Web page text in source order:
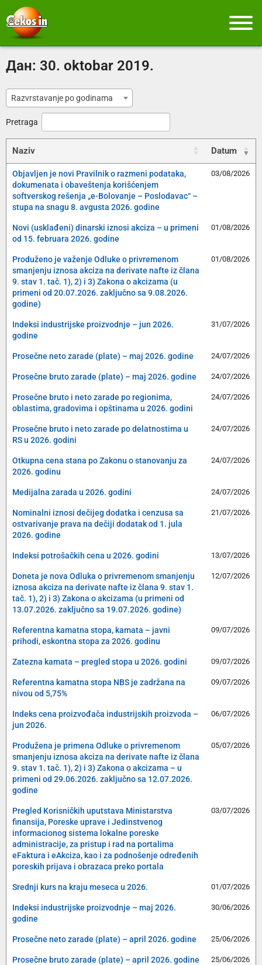
Дан: 30. oktobar 2019.
Razvrstavanje po godinama
Pretraga
Naziv Datum
Objavljen je novi Pravilnik o razmeni podataka,
dokumenata i obaveštenja korišćenjem
softverskog rešenja „e-Bolovanje – Poslodavac“ –
stupa na snagu 8. avgusta 2026. godine
03/08/2026
Novi (usklađeni) dinarski iznosi akciza – u primeni
od 15. februara 2026. godine
01/08/2026
Produženo je važenje Odluke o privremenom
smanjenju iznosa akciza na derivate nafte iz člana
9. stav 1. tač. 1), 2) i 3) Zakona o akcizama (u
primeni od 20.07.2026. zaključno sa 9.08.2026.
godine)
01/08/2026
Indeksi industrijske proizvodnje – jun 2026.
godine
31/07/2026
Prosečne neto zarade (plate) – maj 2026. godine 24/07/2026
Prosečne bruto zarade (plate) – maj 2026. godine 24/07/2026
Prosečne bruto i neto zarade po regionima,
oblastima, gradovima i opštinama u 2026. godini
24/07/2026
Prosečne bruto i neto zarade po delatnostima u
RS u 2026. godini
24/07/2026
Otkupna cena stana po Zakonu o stanovanju za
2026. godinu
24/07/2026
Medijalna zarada u 2026. godini 24/07/2026
Nominalni iznosi dečijeg dodatka i cenzusa sa
ostvarivanje prava na dečiji dodatak od 1. jula
2026. godine
21/07/2026
Indeksi potrošačkih cena u 2026. godini 13/07/2026
Doneta je nova Odluka o privremenom smanjenju
iznosa akciza na derivate nafte iz člana 9. stav 1.
tač. 1), 2) i 3) Zakona o akcizama (u primeni od
13.07.2026. zaključno sa 19.07.2026. godine)
12/07/2026
Referentna kamatna stopa, kamata – javni
prihodi, eskontna stopa za 2026. godinu
09/07/2026
Zatezna kamata – pregled stopa u 2026. godini 09/07/2026
Referentna kamatna stopa NBS je zadržana na
nivou od 5,75%
09/07/2026
Indeks cena proizvođača industrijskih proizvoda –
jun 2026.
06/07/2026
Produžena je primena Odluke o privremenom
smanjenju iznosa akciza na derivate nafte iz člana
9. stav 1. tač. 1), 2) i 3) Zakona o akcizama – u
primeni od 29.06.2026. zaključno sa 12.07.2026.
godine
05/07/2026
Pregled Korisničkih uputstava Ministarstva
finansija, Poreske uprave i Jedinstvenog
informacionog sistema lokalne poreske
administracije, za pristup i rad na portalima
eFaktura i eAkciza, kao i za podnošenje određenih
poreskih prijava i obrazaca preko portala
03/07/2026
Srednji kurs na kraju meseca u 2026. 01/07/2026
Indeksi industrijske proizvodnje – maj 2026.
godine
30/06/2026
Prosečne neto zarade (plate) – april 2026. godine 25/06/2026
Prosečne bruto zarade (plate) – april 2026. godine 25/06/2026